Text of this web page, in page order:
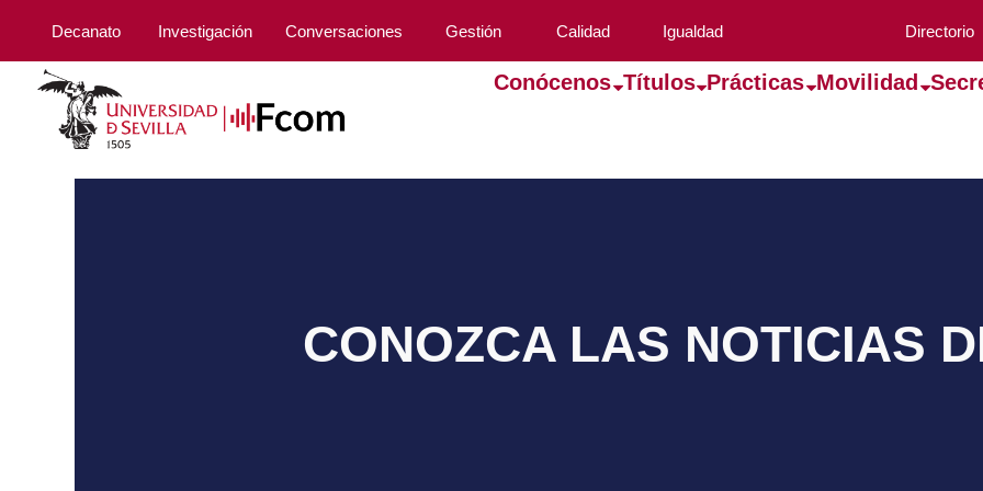
Decanato Investigación Conversaciones Gestión Calidad Igualdad Directorio
Conócenos Títulos Prácticas Movilidad
CONOZCA LAS NOTICIAS